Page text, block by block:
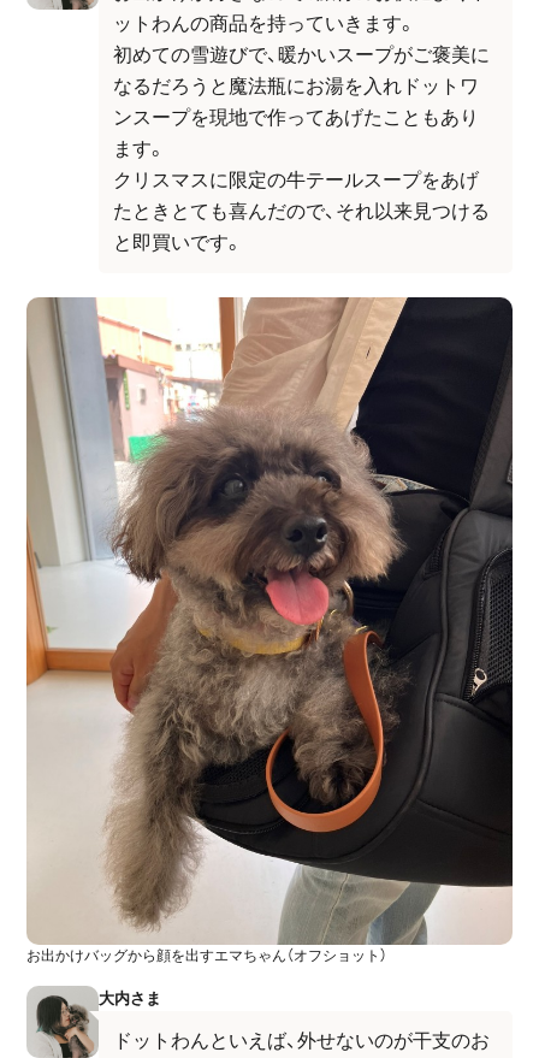
ットわんの商品を持っていきます。
初めての雪遊びで、暖かいスープがご褒美に
なるだろうと魔法瓶にお湯を入れドットワ
ンスープを現地で作ってあげたこともあり
ます。
クリスマスに限定の牛テールスープをあげ
たときとても喜んだので、それ以来見つける
と即買いです。
お出かけバッグから顔を出すエマちゃん（オフショット）
大内さま
ドットわんといえば、外せないのが干支のお